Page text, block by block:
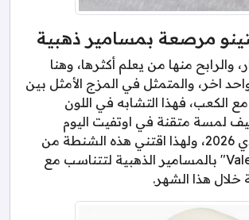
مرصعة بمسامير ذهبية
والرابح منها من يعلم أكثرها، وهنا
اخر، والمتمثل في المزج الأمثل بين
الكعب، فهذا التشابه في اللون
لمسة متقنة في اوتفيت اليوم
الوطني السعودي 2026، ولهذا اقتني هذه الشنطة من
فالنتينو "Valentino" بالمسامير الذهبية لتتناسب مع
خلال هذا الشهر.